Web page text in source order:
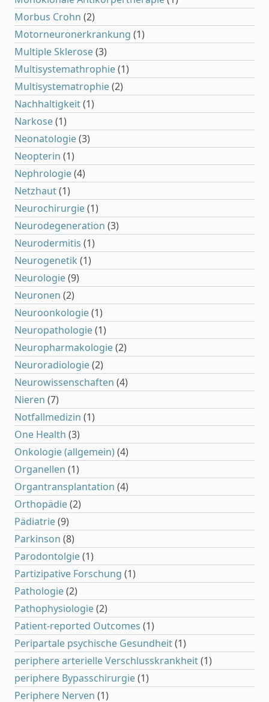
Morbus Crohn (2)
Motorneuronerkrankung (1)
Multiple Sklerose(3)
Multisystemathrophie(1)
Multisystematrophie(2)
Nachhaltigkeit(1)
Narkose(1)
Neonatologie(3)
Neopterin (1)
Nephrologie(4)
Netzhaut(1)
Neurochirurgie(1)
Neurodegeneration (3)
Neurodermitis (1)
Neurogenetik (1)
Neurologie(9)
Neuronen (2)
Neuroonkologie(1)
Neuropathologie(1)
Neuropharmakologie(2)
Neuroradiologie(2)
Neurowissenschaften (4)
Nieren (7)
Notfallmedizin (1)
One Health (3)
Onkologie (allgemein)(4)
Organellen (1)
Organtransplantation (4)
Orthopädie(2)
Pädiatrie(9)
Parkinson (8)
Parodontolgie(1)
Partizipative Forschung (1)
Pathologie(2)
Pathophysiologie(2)
Patient-reported Outcomes (1)
Peripartale psychische Gesundheit(1)
periphere arterielle Verschlusskrankheit(1)
periphere Bypasschirurgie(1)
Periphere Nerven (1)